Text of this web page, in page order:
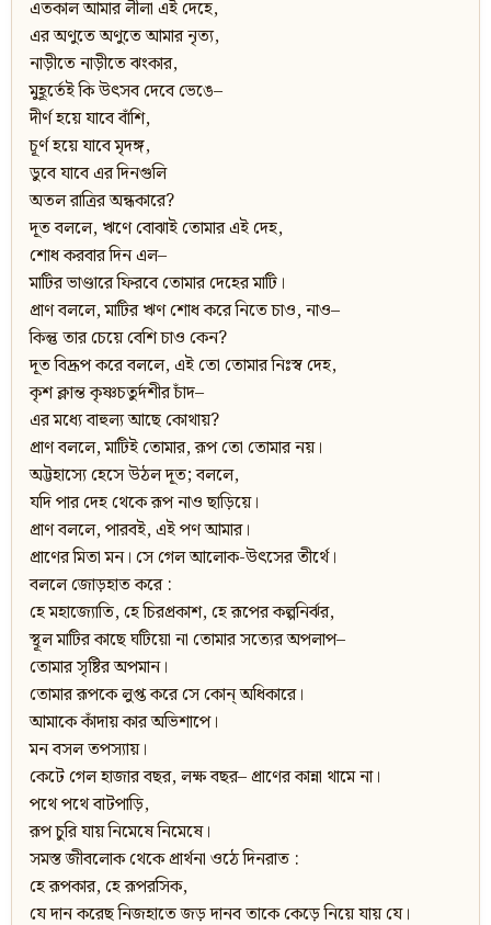
এতকাল আমার লীলা এই দেহে,
এর অণুতে অণুতে আমার নৃত্য,
নাড়ীতে নাড়ীতে ঝংকার,
মুহূর্তেই কি উৎসব দেবে ভেঙে–
দীর্ণ হয়ে যাবে বাঁশি,
চূর্ণ হয়ে যাবে মৃদঙ্গ,
ডুবে যাবে এর দিনগুলি
অতল রাত্রির অন্ধকারে?
দূত বললে, ঋণে বোঝাই তোমার এই দেহ,
শোধ করবার দিন এল–
মাটির ভাণ্ডারে ফিরবে তোমার দেহের মাটি।
প্রাণ বললে, মাটির ঋণ শোধ করে নিতে চাও, নাও–
কিন্তু তার চেয়ে বেশি চাও কেন?
দূত বিদ্রূপ করে বললে, এই তো তোমার নিঃস্ব দেহ,
কৃশ ক্লান্ত কৃষ্ণচতুর্দশীর চাঁদ–
এর মধ্যে বাহুল্য আছে কোথায়?
প্রাণ বললে, মাটিই তোমার, রূপ তো তোমার নয়।
অট্টহাস্যে হেসে উঠল দূত; বললে,
যদি পার দেহ থেকে রূপ নাও ছাড়িয়ে।
প্রাণ বললে, পারবই, এই পণ আমার।
প্রাণের মিতা মন। সে গেল আলোক-উৎসের তীর্থে।
বললে জোড়হাত করে :
হে মহাজ্যোতি, হে চিরপ্রকাশ, হে রূপের কল্পনির্ঝর,
স্থূল মাটির কাছে ঘটিয়ো না তোমার সত্যের অপলাপ–
তোমার সৃষ্টির অপমান।
তোমার রূপকে লুপ্ত করে সে কোন্‌ অধিকারে।
আমাকে কাঁদায় কার অভিশাপে।
মন বসল তপস্যায়।
কেটে গেল হাজার বছর, লক্ষ বছর– প্রাণের কান্না থামে না।
পথে পথে বাটপাড়ি,
রূপ চুরি যায় নিমেষে নিমেষে।
সমস্ত জীবলোক থেকে প্রার্থনা ওঠে দিনরাত :
হে রূপকার, হে রূপরসিক,
যে দান করেছ নিজহাতে জড় দানব তাকে কেড়ে নিয়ে যায় যে।